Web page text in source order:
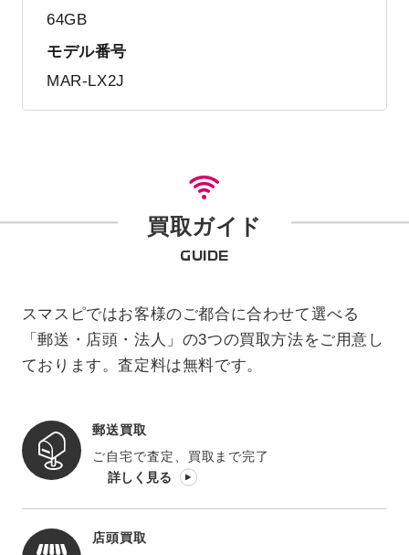
64GB
モデル番号
MAR-LX2J
買取ガイド
GUIDE
スマスピではお客様のご都合に合わせて選べる
「郵送・店頭・法人」の3つの買取方法をご用意し
ております。査定料は無料です。
郵送買取
ご自宅で査定、買取まで完了
詳しく見る
店頭買取